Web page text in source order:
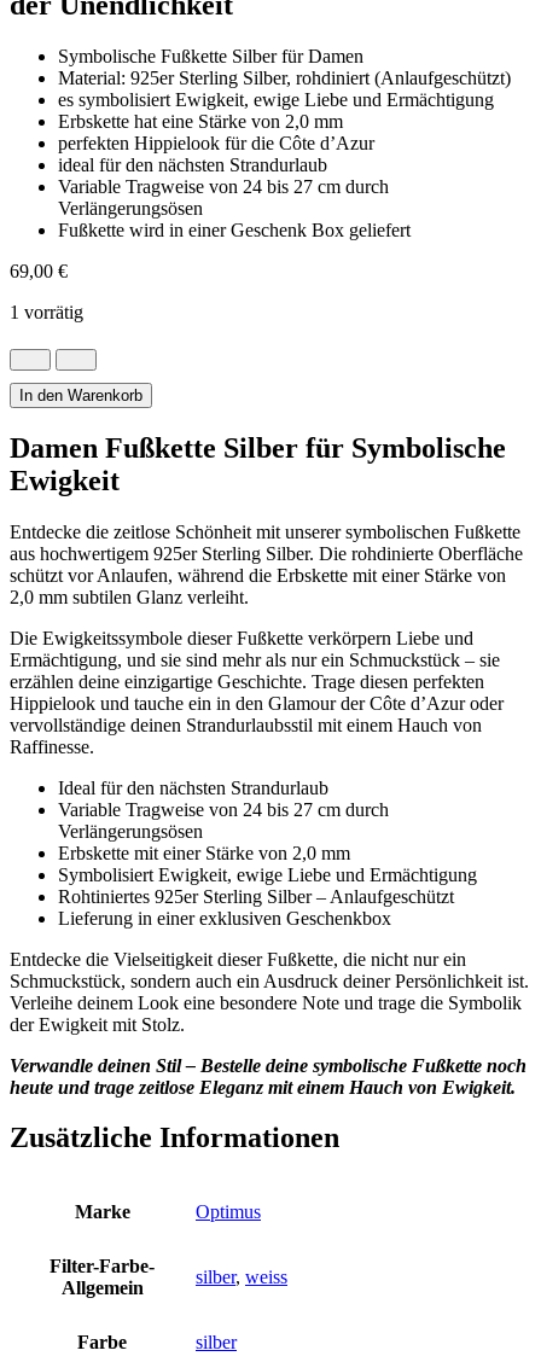
Symbolische Fußkette Silber für Damen
Material: 925er Sterling Silber, rohdiniert (Anlaufgeschützt)
es symbolisiert Ewigkeit, ewige Liebe und Ermächtigung
Erbskette hat eine Stärke von 2,0 mm
perfekten Hippielook für die Côte dʼAzur
ideal für den nächsten Strandurlaub
Variable Tragweise von 24 bis 27 cm durch
Verlängerungsösen
Fußkette wird in einer Geschenk Box geliefert
69,00 €
1 vorrätig
Fußkette
Silber
Damen
Zeichen
der
Menge
In den Warenkorb
Damen Fußkette Silber für Symbolische
Ewigkeit
Entdecke die zeitlose Schönheit mit unserer symbolischen Fußkette
aus hochwertigem 925er Sterling Silber. Die rohdinierte Oberfläche
schützt vor Anlaufen, während die Erbskette mit einer Stärke von
2,0 mm subtilen Glanz verleiht.
Die Ewigkeitssymbole dieser Fußkette verkörpern Liebe und
Ermächtigung, und sie sind mehr als nur ein Schmuckstück – sie
erzählen deine einzigartige Geschichte. Trage diesen perfekten
Hippielook und tauche ein in den Glamour der Côte dʼAzur oder
vervollständige deinen Strandurlaubsstil mit einem Hauch von
Raffinesse.
Ideal für den nächsten Strandurlaub
Variable Tragweise von 24 bis 27 cm durch
Verlängerungsösen
Erbskette mit einer Stärke von 2,0 mm
Symbolisiert Ewigkeit, ewige Liebe und Ermächtigung
Rohtiniertes 925er Sterling Silber – Anlaufgeschützt
Lieferung in einer exklusiven Geschenkbox
Entdecke die Vielseitigkeit dieser Fußkette, die nicht nur ein
Schmuckstück, sondern auch ein Ausdruck deiner Persönlichkeit ist.
Verleihe deinem Look eine besondere Note und trage die Symbolik
der Ewigkeit mit Stolz.
Verwandle deinen Stil – Bestelle deine symbolische Fußkette noch
heute und trage zeitlose Eleganz mit einem Hauch von Ewigkeit.
Zusätzliche Informationen
Marke Optimus
Filter-Farbe-
Allgemein
silber, weiss
Farbe silber